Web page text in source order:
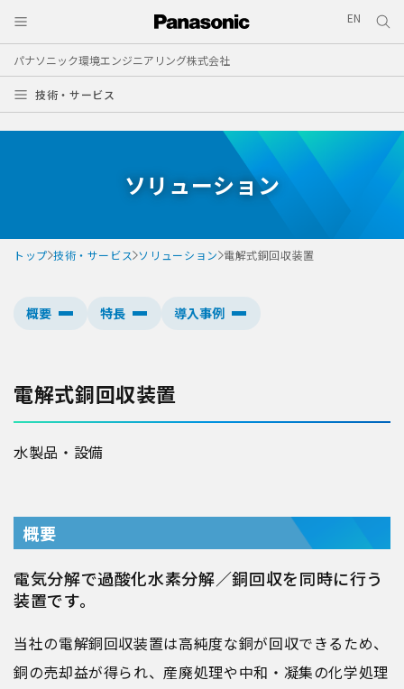
パナソニック環境エンジニアリング株式会社
EN
技術・サービス
ソリューション
トップ 技術・サービス ソリューション 電解式銅回収装置
概要 特長 導入事例
電解式銅回収装置
水製品・設備
概要
電気分解で過酸化水素分解／銅回収を同時に行う
装置です。
当社の電解銅回収装置は高純度な銅が回収できるため、
銅の売却益が得られ、産廃処理や中和・凝集の化学処理